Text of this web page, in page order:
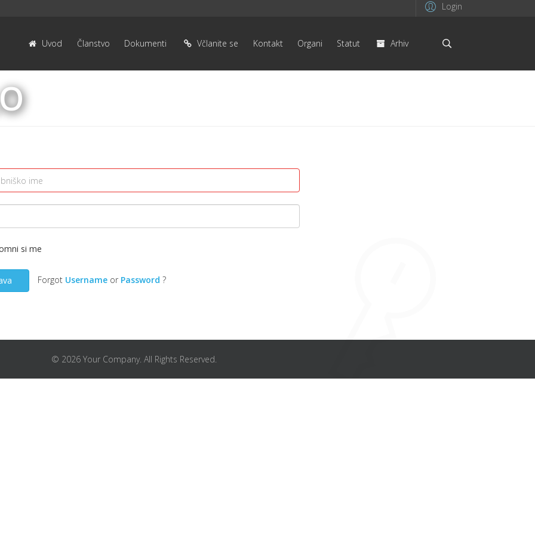
Login
Uvod Članstvo Dokumenti Včlanite se Kontakt Organi Statut Arhiv
si me
Forgot Usernameor Password ?
© 2026 Your Company. All Rights Reserved.